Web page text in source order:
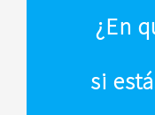
¿En
si